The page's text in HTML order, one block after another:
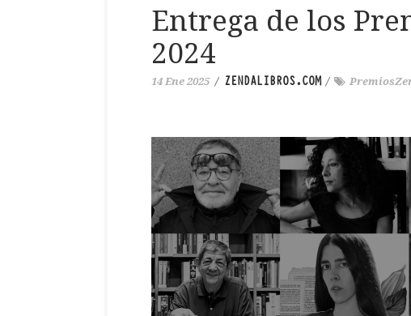
Entrega de los
2024
14 Ene 2025 / ZENDALIBROS.COM/